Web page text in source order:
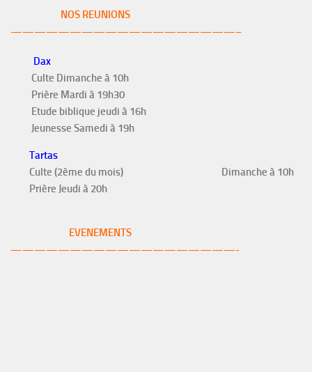
NOS REUNIONS
———————————————————–
Dax
Culte Dimanche à 10h
Prière Mardi à 19h30
Etude biblique jeudi à 16h
Jeunesse Samedi à 19h
Tartas
Culte (2ème du mois) Dimanche à 10h
Prière Jeudi à 20h
EVENEMENTS
———————————————————-